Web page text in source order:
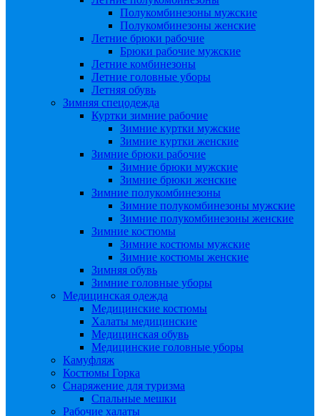
Полукомбинезоны мужские
Полукомбинезоны женские
Летние брюки рабочие
Брюки рабочие мужские
Летние комбинезоны
Летние головные уборы
Летняя обувь
Зимняя спецодежда
Куртки зимние рабочие
Зимние куртки мужские
Зимние куртки женские
Зимние брюки рабочие
Зимние брюки мужские
Зимние брюки женские
Зимние полукомбинезоны
Зимние полукомбинезоны мужские
Зимние полукомбинезоны женские
Зимние костюмы
Зимние костюмы мужские
Зимние костюмы женские
Зимняя обувь
Зимние головные уборы
Медицинская одежда
Медицинские костюмы
Халаты медицинские
Медицинская обувь
Медицинские головные уборы
Камуфляж
Костюмы Горка
Снаряжение для туризма
Спальные мешки
Рабочие халаты